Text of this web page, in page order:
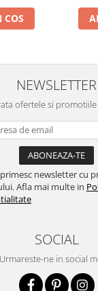
NEWSLETTER
ofertele si
newsletter cu
Afla mai multe in
SOCIAL
Urmareste-ne in social